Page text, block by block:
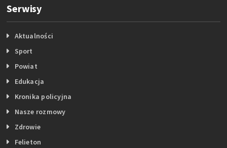
Serwisy
Aktualności
Sport
Powiat
Edukacja
Kronika policyjna
Nasze rozmowy
Zdrowie
Felieton